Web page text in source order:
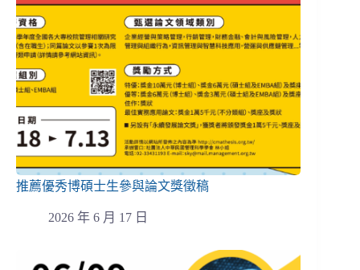
推薦優秀博碩士生參與論文獎徵稿
2026 年 6 月 17 日